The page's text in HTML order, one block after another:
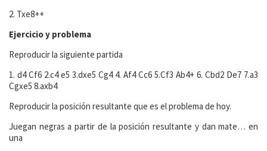
2. Txe8++
Ejercicio y problema
Reproducir la siguiente partida
1. d4 Cf6 2.c4 e5 3.dxe5 Cg4 4. Af4 Cc6 5.Cf3 Ab4+ 6. Cbd2 De7 7.a3
Cgxe5 8.axb4
Reproducir la posición resultante que es el problema de hoy.
Juegan negras a partir de la posición resultante y dan mate… en
una